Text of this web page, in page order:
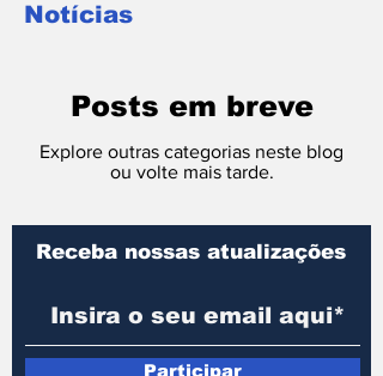
Notícias
Posts em breve
Explore outras categorias neste blog
ou volte mais tarde.
Receba nossas atualizações
Participar